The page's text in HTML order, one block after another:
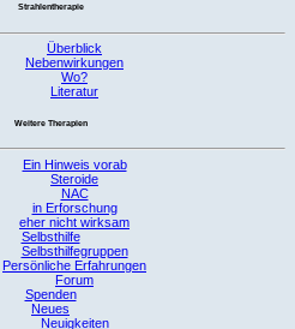
Strahlentherapie
Überblick
Nebenwirkungen
Wo?
Literatur
Weitere Therapien
Ein Hinweis vorab
Steroide
NAC
in Erforschung
eher nicht wirksam
Selbsthilfe
Selbsthilfegruppen
Persönliche Erfahrungen
Forum
Spenden
Neues
Neuigkeiten